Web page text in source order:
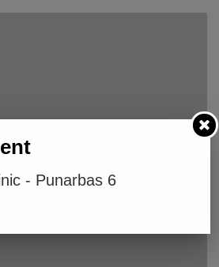
सिराडी पहाडको अर्गानिक अन फलफुल र
तरकारी बिक्री गर्दै
- Punarbas 6